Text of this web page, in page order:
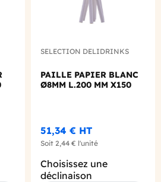
SELECTION DELIDRINKS
PAILLE PAPIER BLANC
Ø8MM L.200 MM X150
51,34 € HT
Soit 2,44 € l'unité
Choisissez une
déclinaison